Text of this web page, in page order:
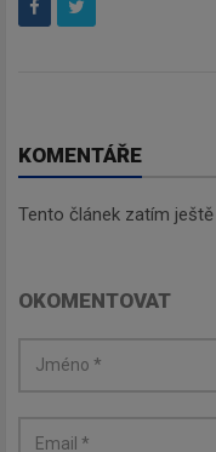
KOMENTÁŘE
Tento článek zatím
OKOMENTOVAT